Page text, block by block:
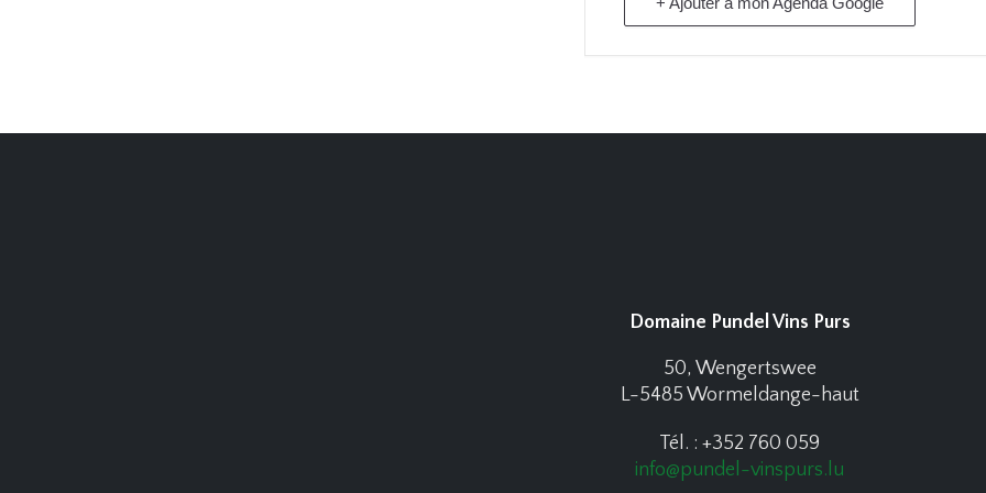
Domaine Pundel Vins Purs
50, Wengertswee
L-5485 Wormeldange-haut
Tél. : +352 760 059
info@pundel-vinspurs.lu